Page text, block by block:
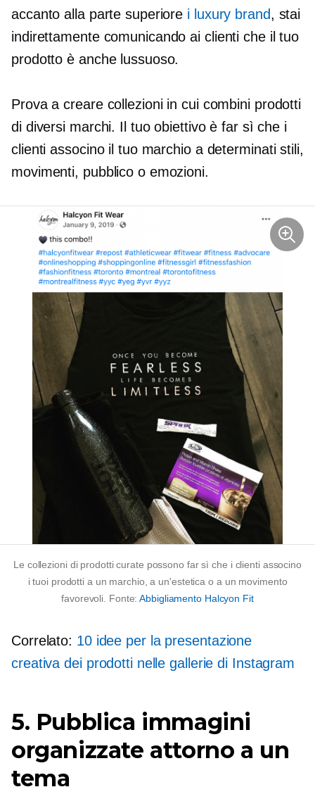
accanto alla parte superiore i luxury brand, stai
indirettamente comunicando ai clienti che il tuo
prodotto è anche lussuoso.
Prova a creare collezioni in cui combini prodotti
di diversi marchi. Il tuo obiettivo è far sì che i
clienti associno il tuo marchio a determinati stili,
movimenti, pubblico o emozioni.
Le collezioni di prodotti curate possono far sì che i clienti associno
i tuoi prodotti a un marchio, a un'estetica o a un movimento
favorevoli. Fonte:Abbigliamento Halcyon Fit
Correlato: 10 idee per la presentazione
creativa dei prodotti nelle gallerie di Instagram
5. Pubblica immagini
organizzate attorno a un
tema